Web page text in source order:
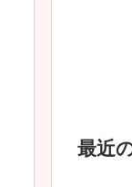
最近